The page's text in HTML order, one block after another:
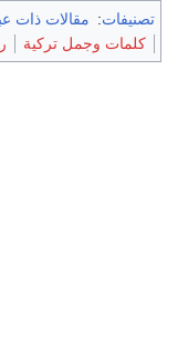
تصنيفات: مقالات ذات
كلمات وجمل تركية